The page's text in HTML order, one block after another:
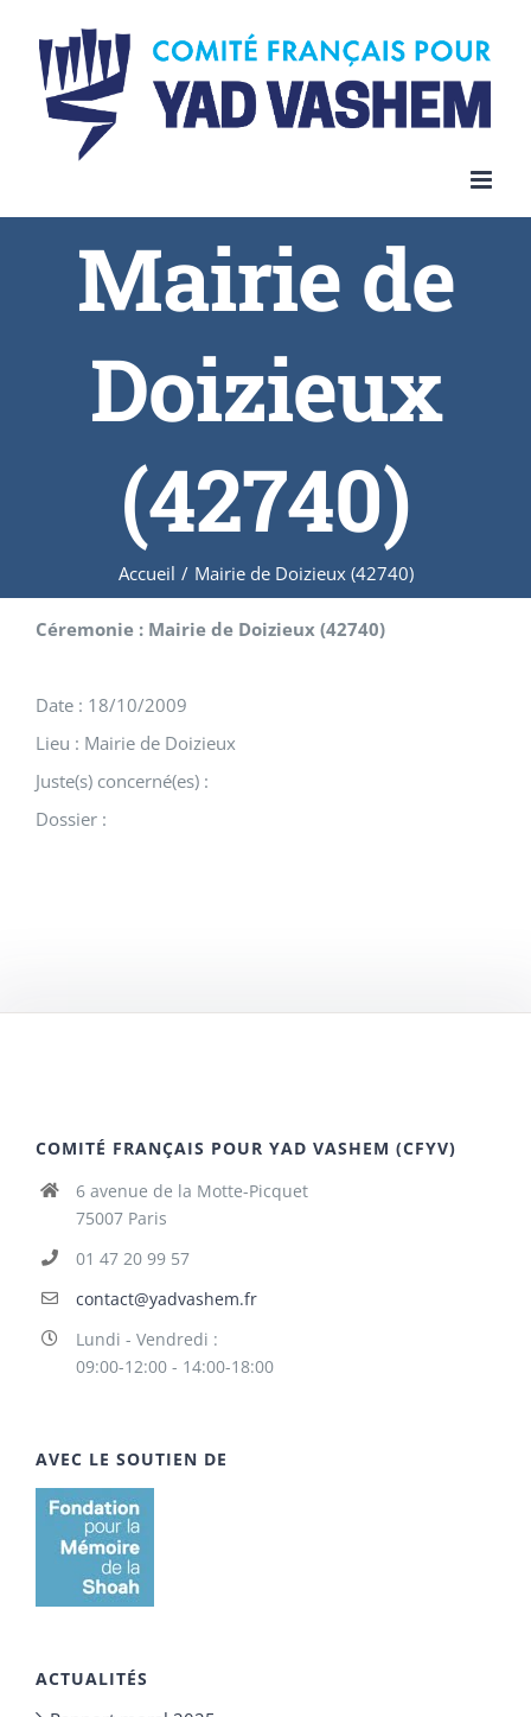
content
Mairie de
Doizieux
(42740)
Accueil / Mairie de Doizieux (42740)
Céremonie : Mairie de Doizieux (42740)
Date : 18/10/2009
Lieu : Mairie de Doizieux
Juste(s) concerné(es) :
Dossier :
COMITÉ FRANÇAIS POUR YAD VASHEM (CFYV)
6 avenue de la Motte-Picquet
75007 Paris
01 47 20 99 57
contact@yadvashem.fr
Lundi - Vendredi :
09:00-12:00 - 14:00-18:00
AVEC LE SOUTIEN DE
ACTUALITÉS